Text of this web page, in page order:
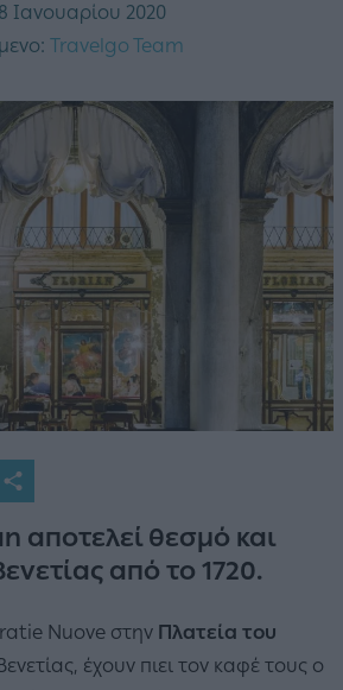
Ιανουαρίου 2020
Travelgo Team
αποτελεί θεσμό και
από το 1720.
Nuove στην Πλατεία του
έχουν πιει τον καφέ τους ο